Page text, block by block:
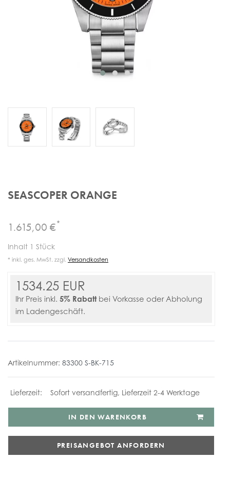
SEASCOPER ORANGE
1.615,00 €*
Inhalt 1 Stück
* inkl. ges. MwSt. zzgl. Versandkosten
1534.25 EUR
Ihr Preis inkl. 5% Rabattbei Vorkasse oder Abholung
im Ladengeschäft.
Artikelnummer: 83300 S-BK-715
Sofort versandfertig, Lieferzeit 2-4 Werktage
IN DEN WARENKORB
PREISANGEBOT ANFORDERN